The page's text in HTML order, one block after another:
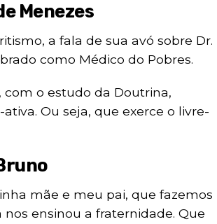
Menezes
a fala de sua avó sobre Dr.
como Médico do Pobres.
com o estudo da Doutrina,
Ou seja, que exerce o livre-
mãe e meu pai, que fazemos
ensinou a fraternidade. Que